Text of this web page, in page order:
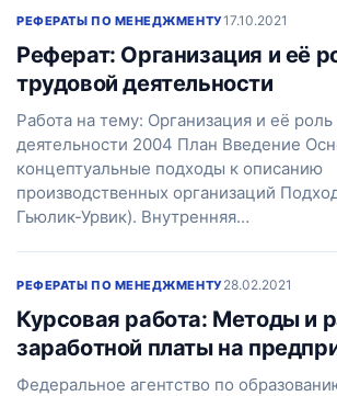
РЕФЕРАТЫ ПО МЕНЕДЖМЕНТУ17.10.2021
Реферат: Организация и её
трудовой деятельности
Работа на тему: Организация и её роль
деятельности 2004 План Введение
концептуальные подходы к описанию
производственных организаций
Гьюлик-Урвик). Внутренняя…
РЕФЕРАТЫ ПО МЕНЕДЖМЕНТУ28.02.2021
Курсовая работа: Методы и
заработной платы на
Федеральное агентство по